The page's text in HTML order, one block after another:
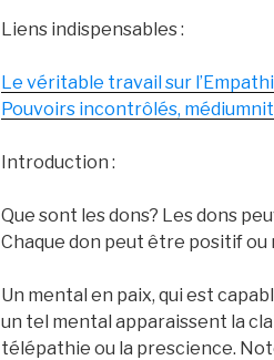
Liens indispensables :
Le véritable travail sur
Pouvoirs incontrôlés,
Introduction :
Que sont les dons? Les dons
Chaque don peut être positif ou
Un mental en paix, qui est
un tel mental apparaissent la
télépathie ou la prescience.